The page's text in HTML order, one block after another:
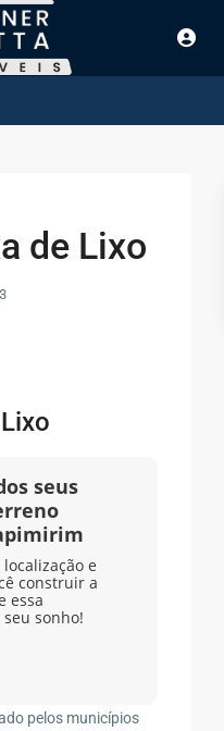
de Lixo
seus
e
construir a
essa
sonho!
pelos municípios